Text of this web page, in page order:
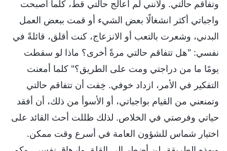
وتفاقم حالتي. ولأنني لم أعالج حالتي قط، كلما أصبحت
واجباتي أكثر انشغالًا بعض الشيء أو قمت ببعض العمل
البدني، وشعرت بالتعب أو الانزعاج، كنت أقلق، قائلةً في
نفسي: "هل تتفاقم حالتي مرةً أخرى؟ ماذا لو سقطت
يومًا ما من دراجتي ومت على الطريق؟" كلما أمعنت
التفكير في الأمر، ازداد خوفي. خِفت أن تتفاقم حالتي
وتمنعني من القيام بواجباتي، أو الأسوأ من ذلك، أن أفقد
حياتي وفرصتي في الخلاص. لذلك ظللت أحث القائد على
اختيار شماس للشؤون العامة في أسرع وقت ممكن.